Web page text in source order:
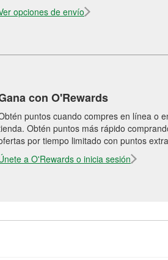
opciones de envío
con O'Rewards
puntos cuando compres en línea o
Obtén puntos más rápido
por tiempo limitado con puntos
a O'Rewards o inicia sesión